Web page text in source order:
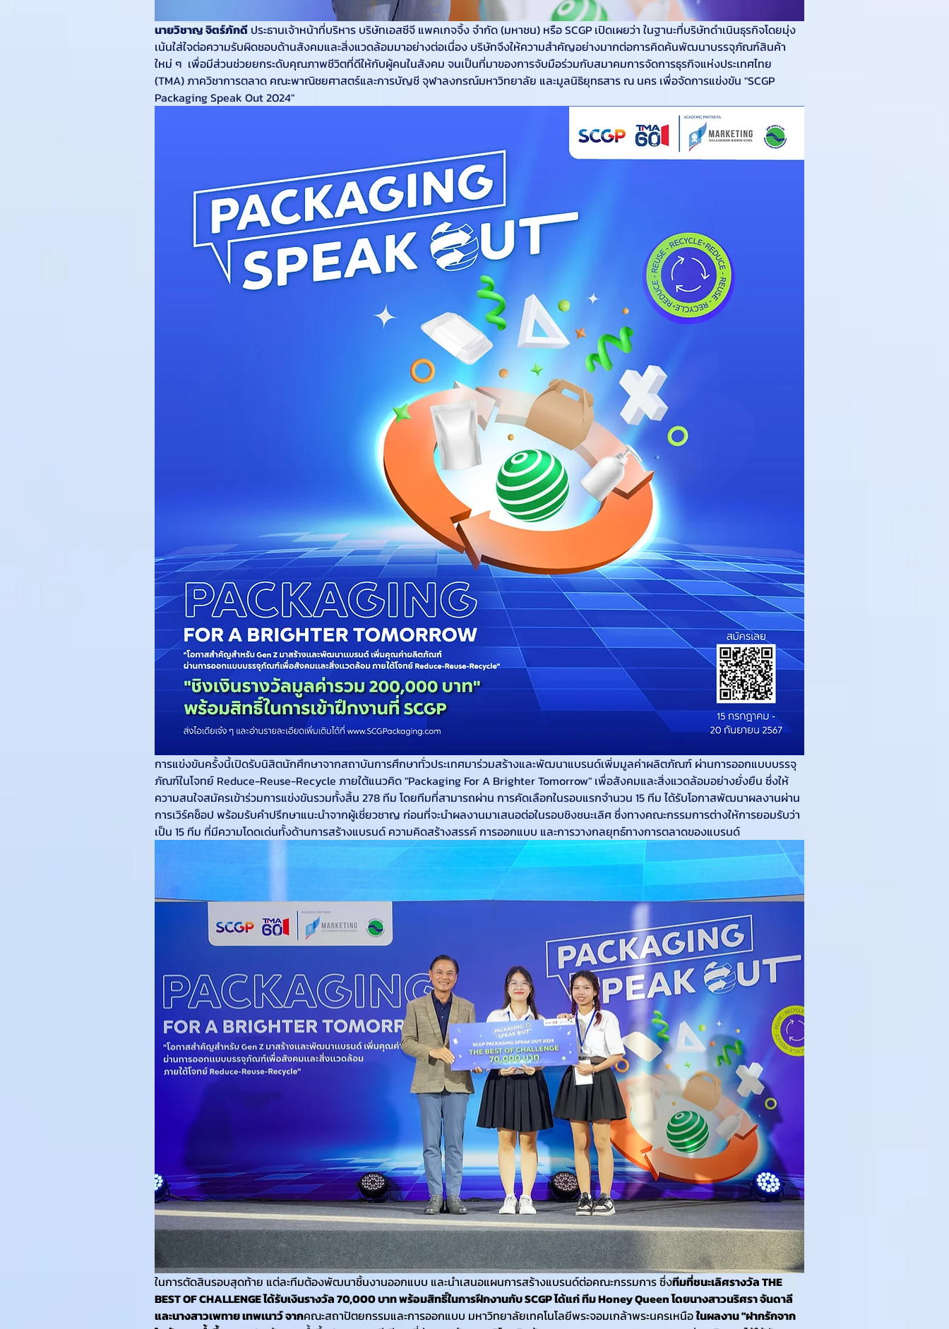
นายวิชาญ จิตร์ภักดี ประธานเจ้าหน้าที่บริหาร บริษัทเอสซีจี แพคเกจจิ้ง จำกัด (มหาชน) หรือ SCGP เปิดเผยว่า ในฐานะที่บริษัทดำเนินธุรกิจโดยมุ่ง
เน้นใส่ใจต่อความรับผิดชอบด้านสังคมและสิ่งแวดล้อมมาอย่างต่อเนื่อง บริษัทจึงให้ความสำคัญอย่างมากต่อการคิดค้นพัฒนาบรรจุภัณฑ์สินค้า
ใหม่ ๆ  เพื่อมีส่วนช่วยยกระดับคุณภาพชีวิตที่ดีให้กับผู้คนในสังคม จนเป็นที่มาของการจับมือร่วมกับสมาคมการจัดการธุรกิจแห่งประเทศไทย
(TMA) ภาควิชาการตลาด คณะพาณิชยศาสตร์และการบัญชี จุฬาลงกรณ์มหาวิทยาลัย และมูลนิธิยุทธสาร ณ นคร เพื่อจัดการแข่งขัน "SCGP
Packaging Speak Out 2024"
การแข่งขันครั้งนี้เปิดรับนิสิตนักศึกษาจากสถาบันการศึกษาทั่วประเทศมาร่วมสร้างและพัฒนาแบรนด์เพิ่มมูลค่าผลิตภัณฑ์ ผ่านการออกแบบบรรจุ
ภัณฑ์ในโจทย์ Reduce-Reuse-Recycle ภายใต้แนวคิด "Packaging For A Brighter Tomorrow" เพื่อสังคมและสิ่งแวดล้อมอย่างยั่งยืน ซึ่งให้
ความสนใจสมัครเข้าร่วมการแข่งขันรวมทั้งสิ้น 278 ทีม โดยทีมที่สามารถผ่าน การคัดเลือกในรอบแรกจำนวน 15 ทีม ได้รับโอกาสพัฒนาผลงานผ่าน
การเวิร์คช็อป พร้อมรับคำปรึกษาแนะนำจากผู้เชี่ยวชาญ ก่อนที่จะนำผลงานมาเสนอต่อในรอบชิงชนะเลิศ ซึ่งทางคณะกรรมการต่างให้การยอมรับว่า
เป็น 15 ทีม ที่มีความโดดเด่นทั้งด้านการสร้างแบรนด์ ความคิดสร้างสรรค์ การออกแบบ และการวางกลยุทธ์ทางการตลาดของแบรนด์
ในการตัดสินรอบสุดท้าย แต่ละทีมต้องพัฒนาชิ้นงานออกแบบ และนำเสนอแผนการสร้างแบรนด์ต่อคณะกรรมการ ซึ่งทีมที่ชนะเลิศรางวัล THE
BEST OF CHALLENGE ได้รับเงินรางวัล 70,000 บาท พร้อมสิทธิ์ในการฝึกงานกับ SCGP ได้แก่ ทีม Honey Queen โดยนางสาวนริศรา จันดาลี
และนางสาวเพทาย เทพเนาว์ จากคณะสถาปัตยกรรมและการออกแบบ มหาวิทยาลัยเทคโนโลยีพระจอมเกล้าพระนครเหนือ ในผลงาน "ฝากรักจาก